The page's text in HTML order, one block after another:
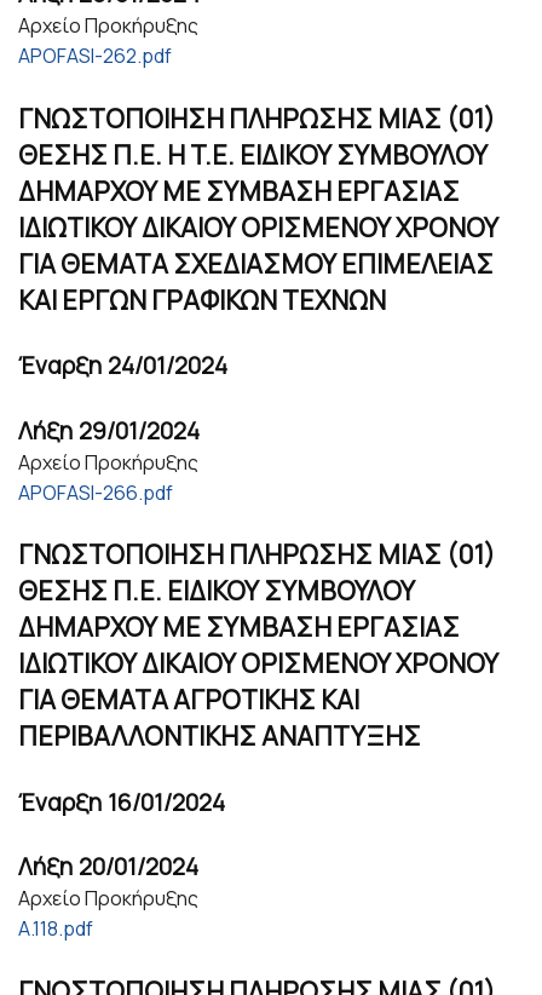
Αρχείο Προκήρυξης
APOFASI-262.pdf
ΓΝΩΣΤΟΠΟΙΗΣΗ ΠΛΗΡΩΣΗΣ ΜΙΑΣ (01)
ΘΕΣΗΣ Π.Ε. H T.E. ΕΙΔΙΚΟΥ ΣΥΜΒΟΥΛΟΥ
ΔΗΜΑΡΧΟΥ ΜΕ ΣΥΜΒΑΣΗ ΕΡΓΑΣΙΑΣ
ΙΔΙΩΤΙΚΟΥ ΔΙΚΑΙΟΥ ΟΡΙΣΜΕΝΟΥ ΧΡΟΝΟΥ
ΓΙΑ ΘΕΜΑΤΑ ΣΧΕΔΙΑΣΜΟΥ ΕΠΙΜΕΛΕΙΑΣ
ΚΑΙ ΕΡΓΩΝ ΓΡΑΦΙΚΩΝ ΤΕΧΝΩΝ
Έναρξη 24/01/2024
Λήξη 29/01/2024
Αρχείο Προκήρυξης
APOFASI-266.pdf
ΓΝΩΣΤΟΠΟΙΗΣΗ ΠΛΗΡΩΣΗΣ ΜΙΑΣ (01)
ΘΕΣΗΣ Π.Ε. ΕΙΔΙΚΟΥ ΣΥΜΒΟΥΛΟΥ
ΔΗΜΑΡΧΟΥ ΜΕ ΣΥΜΒΑΣΗ ΕΡΓΑΣΙΑΣ
ΙΔΙΩΤΙΚΟΥ ΔΙΚΑΙΟΥ ΟΡΙΣΜΕΝΟΥ ΧΡΟΝΟΥ
ΓΙΑ ΘΕΜΑΤΑ ΑΓΡΟΤΙΚΗΣ ΚΑΙ
ΠΕΡΙΒΑΛΛΟΝΤΙΚΗΣ ΑΝΑΠΤΥΞΗΣ
Έναρξη 16/01/2024
Λήξη 20/01/2024
Αρχείο Προκήρυξης
Α.118.pdf